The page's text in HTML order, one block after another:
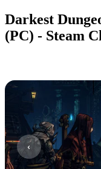
Darkest
(PC) - Steam